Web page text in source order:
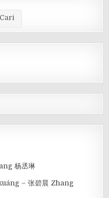
Cari
杨丞琳
– 张碧晨 Zhang